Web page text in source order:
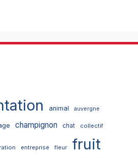
animal auvergne
champignon chat collectif
entreprise fleur fruit